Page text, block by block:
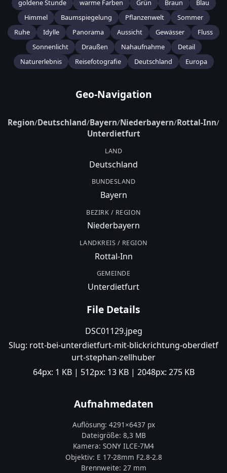
goldene Stunde warme Farben Grün Braun
Blau
Himmel
Baumspiegelung Pflanzenwelt
Sommer
Ruhe
Idylle Panorama Aussicht Gewässer
Fluss
Sonnenlicht
Draußen Nahaufnahme
Detail
Naturerlebnis
Reisefotografie Deutschland Europa
Geo-Navigation
Region/Deutschland/Bayern/Niederbayern/Rottal-Inn/
Unterdietfurt
LAND
Deutschland
BUNDESLAND
Bayern
BEZIRK / REGION
Niederbayern
LANDKREIS / REGION
Rottal-Inn
GEMEINDE
Unterdietfurt
File Details
DSC01129.jpeg
Slug: rott-bei-unterdietfurt-mit-blickrichtung-oberdietf
urt-stephan-zellhuber
64px: 1 KB| 512px: 13 KB| 2048px: 275 KB
Aufnahmedaten
Auflösung: 4291 ×6437 px
Dateigröße: 8,3 MB
Kamera: SONY ILCE-7M4
Objektiv: E 17-28mm F2.8-2.8
Brennweite: 27 mm